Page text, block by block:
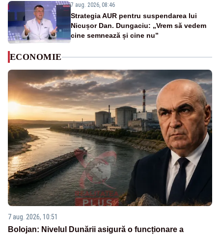
7 aug. 2026, 08:46
Strategia AUR pentru suspendarea lui
Nicușor Dan. Dungaciu: „Vrem să vedem
cine semnează și cine nu”
ECONOMIE
7 aug. 2026, 10:51
Bolojan: Nivelul Dunării asigură o funcționare a